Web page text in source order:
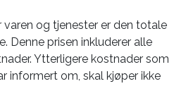
og tjenester er den totale
Denne prisen inkluderer alle
Ytterligere kostnader som
informert om, skal kjøper ikke